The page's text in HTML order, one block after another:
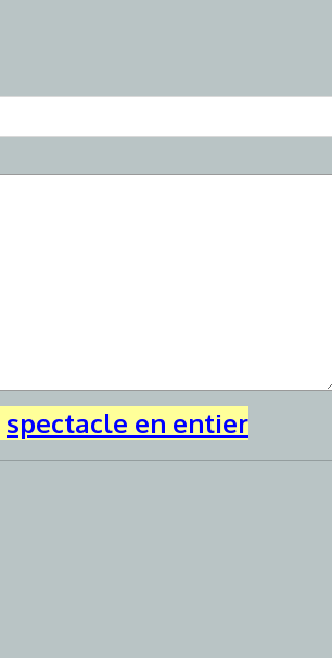
spectacle en entier